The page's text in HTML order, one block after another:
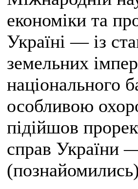
економіки та
Україні — із
земельних
національного
особливою
підійшов
справ України